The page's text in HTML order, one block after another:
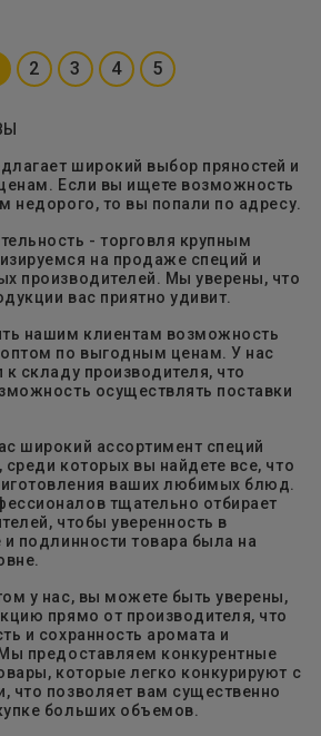
2 3 4 5
широкий выбор пряностей и
Если вы ищете возможность
недорого, то вы попали по адресу.
- торговля крупным
на продаже специй и
производителей. Мы уверены, что
вас приятно удивит.
нашим клиентам возможность
оптом по выгодным ценам. У нас
к складу производителя, что
осуществлять поставки
широкий ассортимент специй
среди которых вы найдете все, что
ваших любимых блюд.
тщательно отбирает
чтобы уверенность в
и подлинности товара была на
у нас, вы можете быть уверены,
прямо от производителя, что
и сохранность аромата и
предоставляем конкурентные
которые легко конкурируют с
что позволяет вам существенно
больших объемов.